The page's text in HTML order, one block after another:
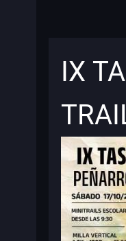
IX